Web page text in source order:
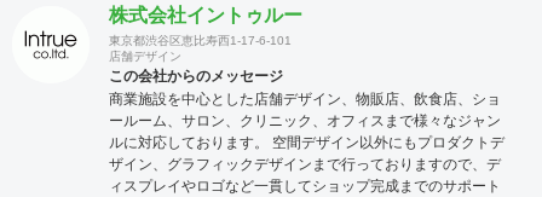
株式会社イントゥルー
東京都渋谷区恵比寿西1-17-6-101
店舗デザイン
この会社からのメッセージ
商業施設を中心とした店舗デザイン、物販店、飲食店、ショ
ールーム、サロン、クリニック、オフィスまで様々なジャン
ルに対応しております。 空間デザイン以外にもプロダクトデ
ザイン、グラフィックデザインまで行っておりますので、デ
ィスプレイやロゴなど一貫してショップ完成までのサポート